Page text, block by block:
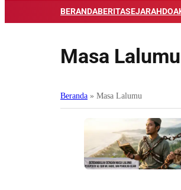
BERANDABERITASEJARAHDOA
Masa Lalumu
Beranda » Masa Lalumu